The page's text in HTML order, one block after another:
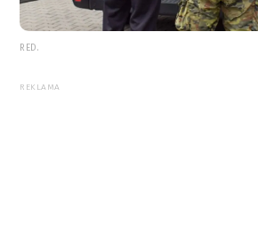
RED.
REKLAMA